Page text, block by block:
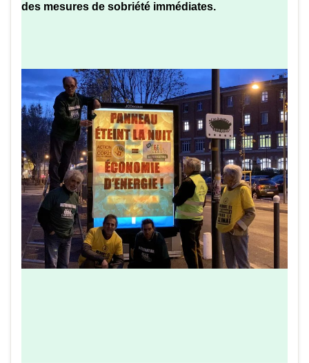
des mesures de sobriété immédiates.